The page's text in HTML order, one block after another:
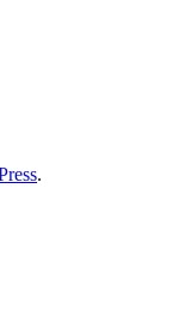
.